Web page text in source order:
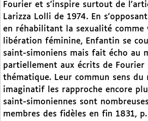
Fourier et s’inspire surtout de
Larizza Lolli de 1974. En
en réhabilitant la sexualité comme
libération féminine, Enfantin se
saint-simoniens mais fait écho au
partiellement aux écrits de Fourier
thématique. Leur commun sens
imaginatif les rapproche encore
saint-simoniennes sont
membres des fidèles en fin 1831,